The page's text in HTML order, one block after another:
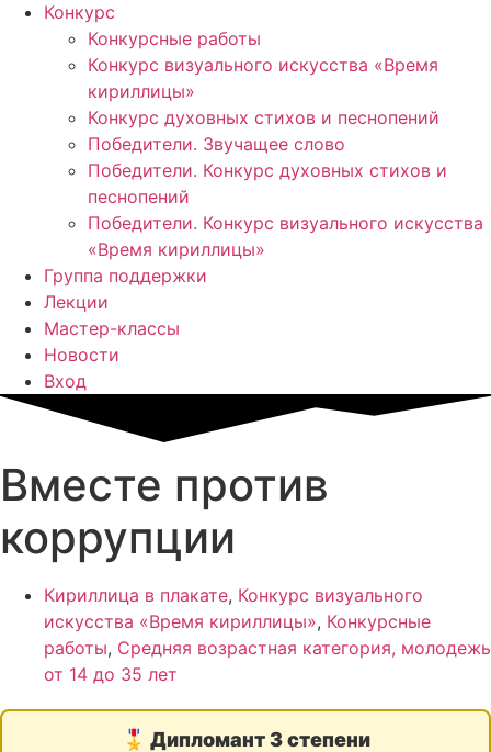
Конкурс
Конкурсные работы
Конкурс визуального искусства «Время
кириллицы»
Конкурс духовных стихов и песнопений
Победители. Звучащее слово
Победители. Конкурс духовных стихов и
песнопений
Победители. Конкурс визуального искусства
«Время кириллицы»
Группа поддержки
Лекции
Мастер-классы
Новости
Вход
Вместе против
коррупции
Кириллица в плакате, Конкурс визуального
искусства «Время кириллицы», Конкурсные
работы, Средняя возрастная категория, молодежь
от 14 до 35 лет
🎖️ Дипломант 3 степени